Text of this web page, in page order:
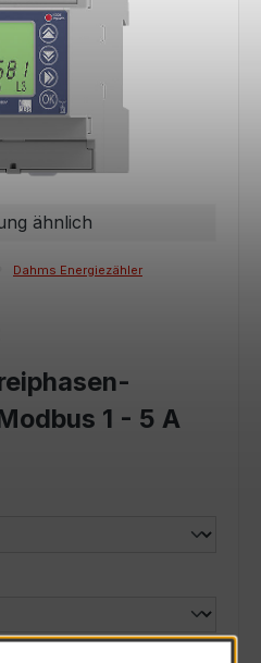
ähnlich
Dahms Energiezähler
1 - 5 A